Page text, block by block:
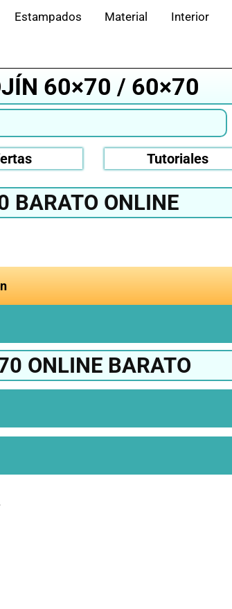
Estampados Material Interior
60×70 / 60×70
Tutoriales
BARATO ONLINE
ONLINE BARATO